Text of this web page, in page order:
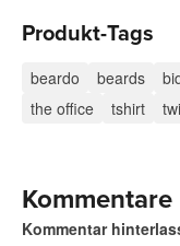
Produkt-Tags
beardo beards
the office
tshirt
Kommentare
Kommentar